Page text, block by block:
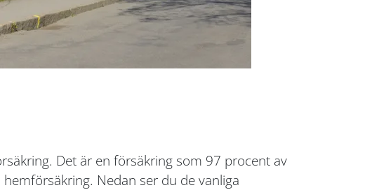
Det är en försäkring som 97 procent av
Nedan ser du de vanliga